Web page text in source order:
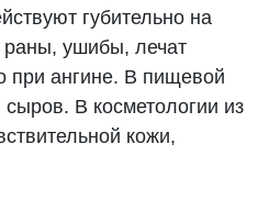
губительно на
раны, ушибы, лечат
при ангине. В пищевой
В косметологии из
кожи,